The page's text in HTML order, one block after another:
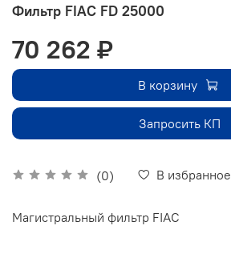
Фильтр FIAC FD 25000
(0) В избранное
70 262 ₽
В корзину
Запросить КП
Магистральный фильтр FIAC